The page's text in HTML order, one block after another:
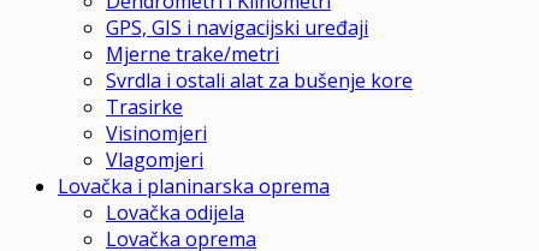
GPS, GIS i navigacijski uređaji
Mjerne trake/metri
Svrdla i ostali alat za bušenje kore
Trasirke
Visinomjeri
Vlagomjeri
Lovačka i planinarska oprema
Lovačka odijela
Lovačka oprema